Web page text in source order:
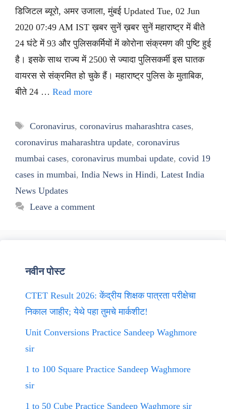
डिजिटल ब्यूरो, अमर उजाला, मुंबई Updated Tue, 02 Jun
2020 07:49 AM IST ख़बर सुनें ख़बर सुनें महाराष्ट्र में बीते
24 घंटे में 93 और पुलिसकर्मियों में कोरोना संक्रमण की पुष्टि हुई
है। इसके साथ राज्य में 2500 से ज्यादा पुलिसकर्मी इस घातक
वायरस से संक्रमित हो चुके हैं। महाराष्ट्र पुलिस के मुताबिक,
बीते 24 … Read more
Tags
Coronavirus, coronavirus maharashtra cases,
coronavirus maharashtra update, coronavirus
mumbai cases, coronavirus mumbai update, covid 19
cases in mumbai, India News in Hindi, Latest India
News Updates
Leave a comment
नवीन पोस्ट
CTET Result 2026: केंद्रीय शिक्षक पात्रता परीक्षेचा
निकाल जाहीर; येथे पहा तुमचे मार्कशीट!
Unit Conversions Practice Sandeep Waghmore
sir
1 to 100 Square Practice Sandeep Waghmore
sir
1 to 50 Cube Practice Sandeep Waghmore sir